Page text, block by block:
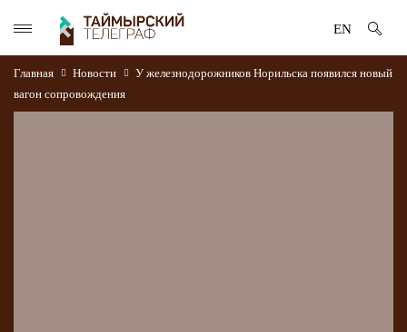
EN
Главная Новости
У железнодорожников Норильска появился новый
вагон сопровождения